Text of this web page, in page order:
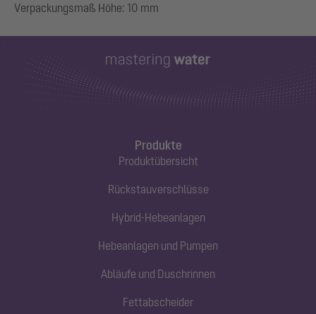
Produkte
Produktübersicht
Rückstauverschlüsse
Hybrid-Hebeanlagen
Hebeanlagen und Pumpen
Abläufe und Duschrinnen
Fettabscheider